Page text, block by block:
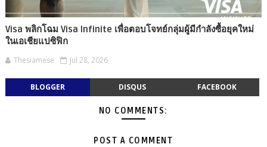
Visa พลิกโฉม Visa Infinite เพื่อตอบโจทย์กลุ่มผู้มีกำลังซื้อยุคใหม่
ในเอเชียแปซิฟิก
Thesiamese Jul 28, 2026
BLOGGER DISQUS FACEBOOK
NO COMMENTS:
POST A COMMENT